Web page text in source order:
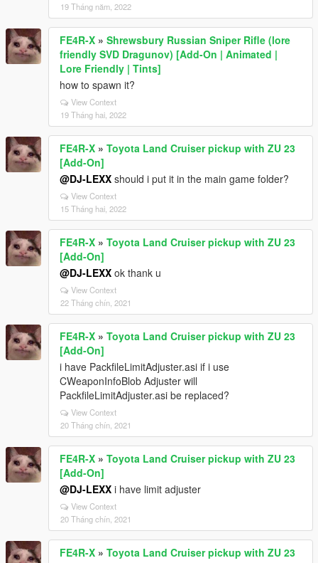
19 Tháng năm, 2022
FE4R-X » Shrewsbury Russian Sniper Rifle (lore
friendly SVD Dragunov) [Add-On | Animated |
Lore Friendly | Tints]
how to spawn it?
View Context
19 Tháng hai, 2022
FE4R-X » Toyota Land Cruiser pickup with ZU 23
[Add-On]
@DJ-LEXX should i put it in the main game folder?
View Context
15 Tháng hai, 2022
FE4R-X » Toyota Land Cruiser pickup with ZU 23
[Add-On]
@DJ-LEXX ok thank u
View Context
22 Tháng chín, 2021
FE4R-X » Toyota Land Cruiser pickup with ZU 23
[Add-On]
i have PackfileLimitAdjuster.asi if i use
CWeaponInfoBlob Adjuster will
PackfileLimitAdjuster.asi be replaced?
View Context
20 Tháng chín, 2021
FE4R-X » Toyota Land Cruiser pickup with ZU 23
[Add-On]
@DJ-LEXX i have limit adjuster
View Context
20 Tháng chín, 2021
FE4R-X » Toyota Land Cruiser pickup with ZU 23